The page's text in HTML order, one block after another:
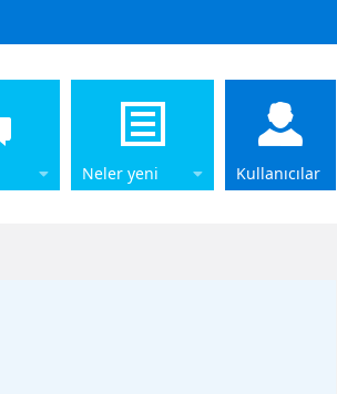
Neler yeni Kullanıcılar